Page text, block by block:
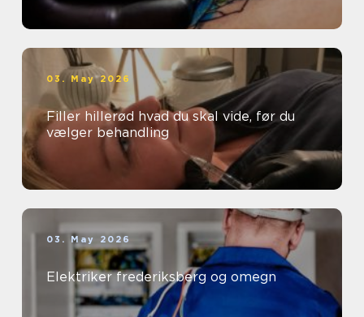
03. May 2026
Filler hillerød hvad du skal vide, før du
vælger behandling
03. May 2026
Elektriker frederiksberg og omegn